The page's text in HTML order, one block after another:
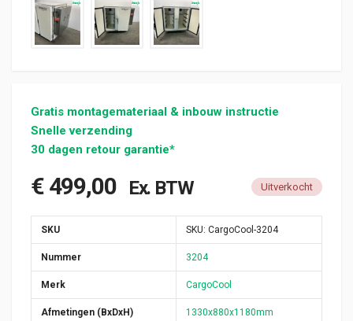
Gratis montagemateriaal & inbouw instructie
Snelle verzending
30 dagen retour garantie*
€499,00 Ex. BTW Uitverkocht
SKU SKU: CargoCool-3204
Nummer 3204
Merk CargoCool
Afmetingen (BxDxH) 1330x880x1180mm